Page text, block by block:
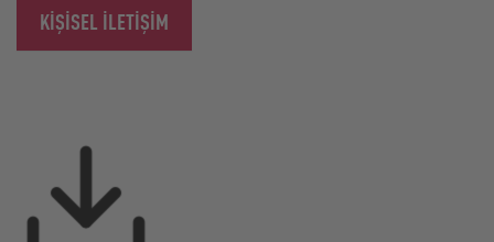
KIŞISEL ILETIŞIM